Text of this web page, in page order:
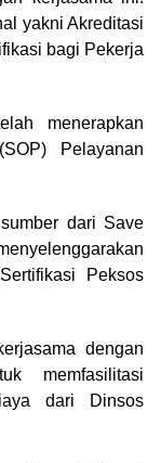
yakni Akreditasi
bagi Pekerja
menerapkan
Pelayanan
dari Save
Peksos
dengan
memfasilitasi
dari Dinsos